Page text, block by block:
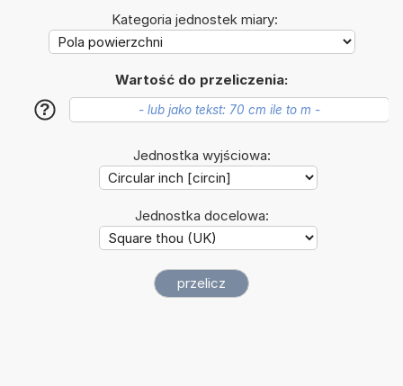
Kategoria jednostek miary:
Wartość do przeliczenia:
?
Jednostka wyjściowa:
Jednostka docelowa: